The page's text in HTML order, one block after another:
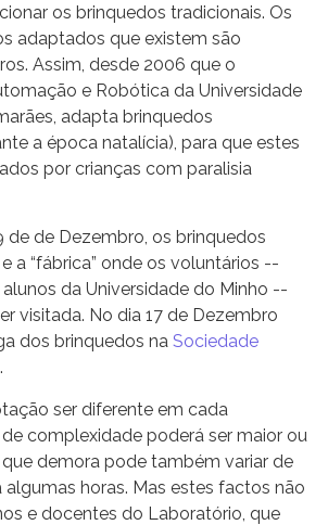
os brinquedos tradicionais. Os
adaptados que existem são
Assim, desde 2006 que o
e Robótica da Universidade
adapta brinquedos
a época natalícia), para que estes
por crianças com paralisia
de de Dezembro, os brinquedos
a “fábrica” onde os voluntários --
da Universidade do Minho --
visitada. No dia 17 de Dezembro
dos brinquedos na Sociedade
.
ser diferente em cada
complexidade poderá ser maior ou
demora pode também variar de
horas. Mas estes factos não
e docentes do Laboratório, que